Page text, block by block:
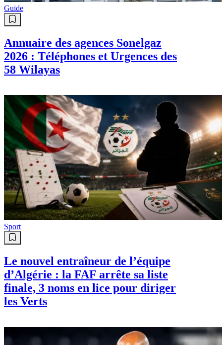
Guide
Annuaire des agences Sonelgaz
2026 : Téléphones et Urgences des
58 Wilayas
Sport
Le nouvel entraîneur de l’équipe
d’Algérie : la FAF arrête sa liste
finale, 3 noms en lice pour diriger
les Verts